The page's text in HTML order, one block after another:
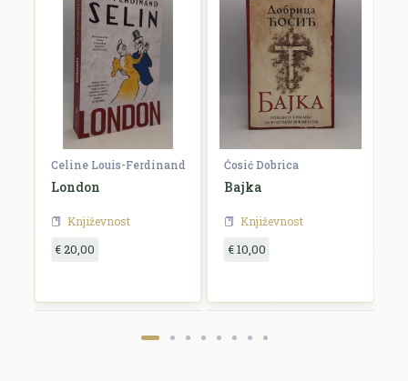
Celine Louis-Ferdinand
London
Književnost
€ 20,00
Ćosić Dobrica
Bajka
Književnost
€ 10,00